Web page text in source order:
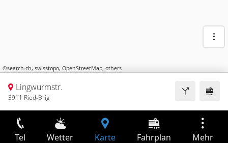
©search.ch, swisstopo, OpenStreetMap, others
Lingwurmstr.
3911 Ried-Brig
Tel Wetter Karte Fahrplan Mehr